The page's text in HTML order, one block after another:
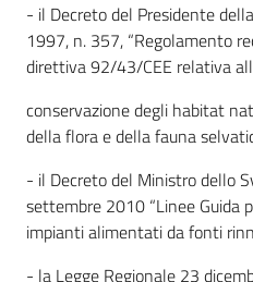
- il Decreto del Presidente
1997, n. 357, “Regolamento
direttiva 92/43/CEE relativa
conservazione degli habitat
della flora e della fauna
- il Decreto del Ministro dello
settembre 2010 “Linee Guida
impianti alimentati da fonti
- la Legge Regionale 23